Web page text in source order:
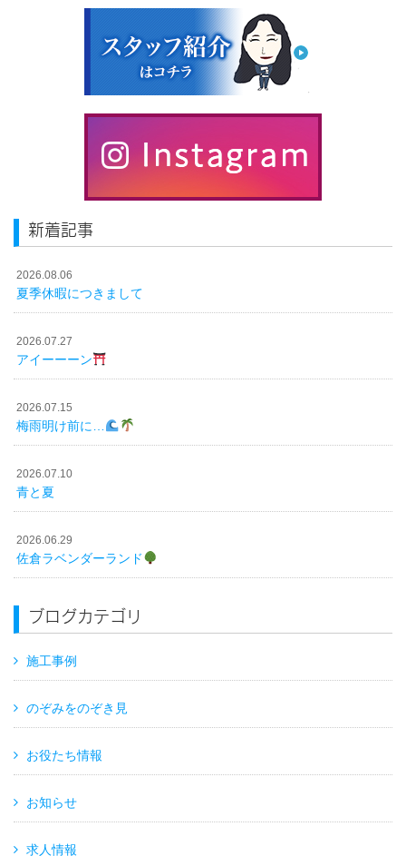
新着記事
2026.08.06
夏季休暇につきまして
2026.07.27
アイーーーン
2026.07.15
梅雨明け前に…
2026.07.10
青と夏
2026.06.29
佐倉ラベンダーランド
ブログカテゴリ
施工事例
のぞみをのぞき見
お役たち情報
お知らせ
求人情報